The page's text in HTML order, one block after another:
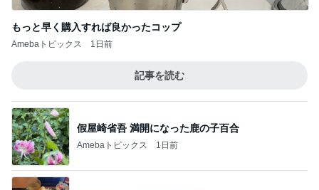
もっと早く購入すれば良かったコップ
Amebaトピックス 1日前
記事を読む
假屋崎省吾 満開になった鹿の子百合
Amebaトピックス 1日前